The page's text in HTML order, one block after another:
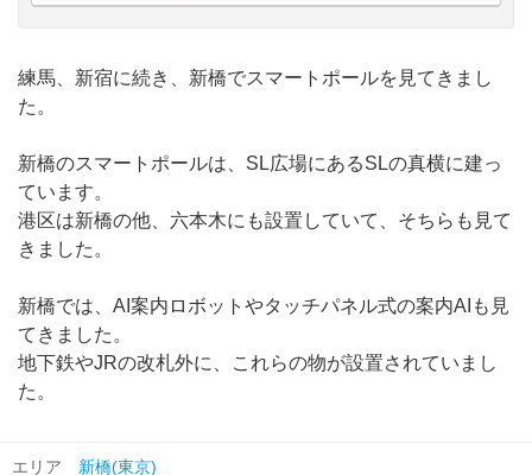
練馬、新宿に続き、新橋でスマートポールを見てきまし
た。
新橋のスマートポールは、SL広場にあるSLの真横に建っ
ています。
港区は新橋の他、六本木にも設置していて、そちらも見て
きました。
新橋では、AI案内ロボットやタッチパネル式の案内AIも見
てきました。
地下鉄やJRの改札外に、これらの物が設置されていまし
た。
エリア 新橋(東京)